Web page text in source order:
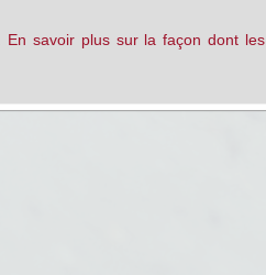
En savoir plus sur la façon dont les